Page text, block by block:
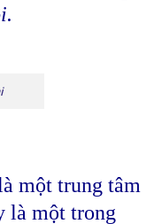
một trung tâm
là một trong